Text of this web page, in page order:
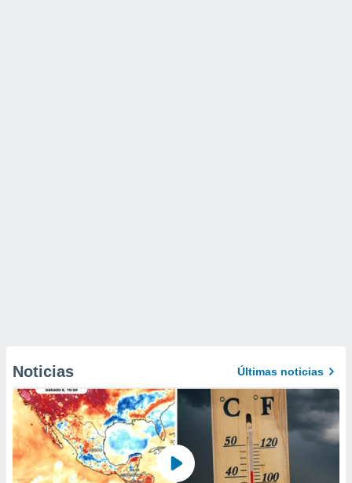
Noticias Últimas noticias